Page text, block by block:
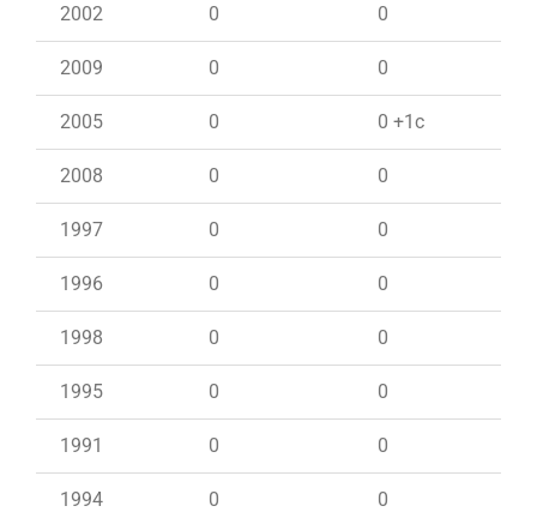
2002 0 0
2009 0 0
2005 0 0 +1c
2008 0 0
1997 0 0
1996 0 0
1998 0 0
1995 0 0
1991 0 0
1994 0 0